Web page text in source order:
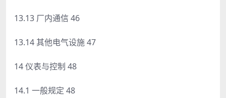
13.13 厂内通信 46
13.14 其他电气设施 47
14 仪表与控制 48
14.1 一般规定 48